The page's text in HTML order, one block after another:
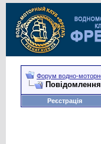
Форум водно-
Реєстрація